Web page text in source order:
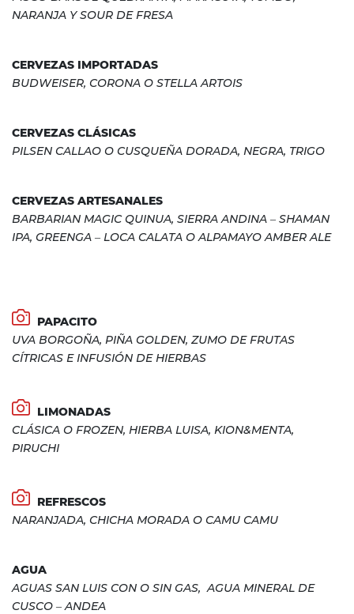
NARANJA Y SOUR DE FRESA
CERVEZAS IMPORTADAS
BUDWEISER, CORONA O STELLA ARTOIS
CERVEZAS CLÁSICAS
PILSEN CALLAO O CUSQUEÑA DORADA, NEGRA, TRIGO
CERVEZAS ARTESANALES
BARBARIAN MAGIC QUINUA, SIERRA ANDINA – SHAMAN
IPA, GREENGA – LOCA CALATA O ALPAMAYO AMBER ALE
PAPACITO
UVA BORGOÑA, PIÑA GOLDEN, ZUMO DE FRUTAS
CÍTRICAS E INFUSIÓN DE HIERBAS
LIMONADAS
CLÁSICA O FROZEN, HIERBA LUISA, KION&MENTA,
PIRUCHI
REFRESCOS
NARANJADA, CHICHA MORADA O CAMU CAMU
AGUA
AGUAS SAN LUIS CON O SIN GAS, AGUA MINERAL DE
CUSCO – ANDEA